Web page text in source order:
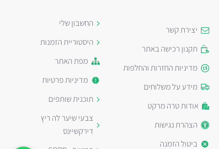
יצירת קשר
תקנון רכישה באתר
מדיניות החזרות והחלפות
מידע על משלוחים
אודות טרה מרקט
הצהרת נגישות
ביטול הזמנה
החשבון שלי
היסטוריית הזמנות
מפת האתר
מדיניות פרטיות
תוכנית שותפים
צבעי שיער לה ריץ
דירקשיינס